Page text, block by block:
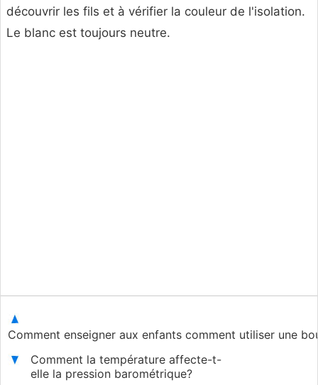
découvrir les fils et à vérifier la couleur de l'isolation.
Le blanc est toujours neutre.
Comment enseigner aux enfants comment utiliser une
Comment la température affecte-t-
elle la pression barométrique?